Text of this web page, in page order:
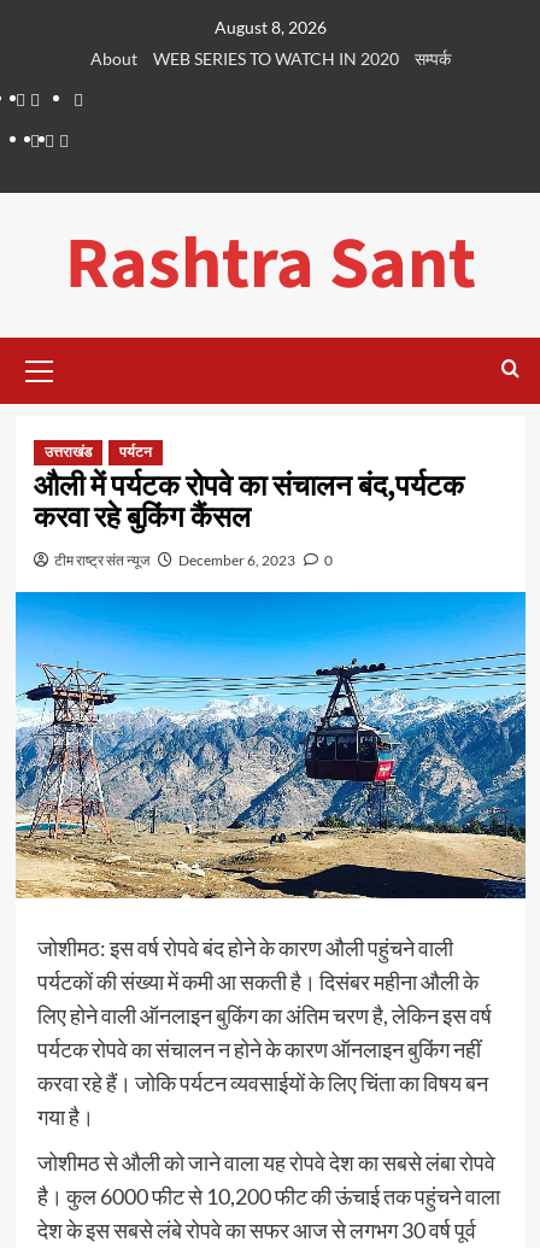
August 8, 2026
About
WEB SERIES TO WATCH IN 2020
सम्पर्क
About
WEB
SERIES
Dehradun
LifePlaces
सम्पर्क
Rashtra Sant
Menu
उत्तराखंड पर्यटन
औली में पर्यटक रोपवे का संचालन बंद,पर्यटक
करवा रहे बुकिंग कैंसल
टीम राष्ट्र संत न्यूज December 6, 2023 0
जोशीमठ: इस वर्ष रोपवे बंद होने के कारण औली पहुंचने वाली
पर्यटकों की संख्या में कमी आ सकती है। दिसंबर महीना औली के
लिए होने वाली ऑनलाइन बुकिंग का अंतिम चरण है, लेकिन इस वर्ष
पर्यटक रोपवे का संचालन न होने के कारण ऑनलाइन बुकिंग नहीं
करवा रहे हैं। जोकि पर्यटन व्यवसाईयों के लिए चिंता का विषय बन
गया है।
जोशीमठ से औली को जाने वाला यह रोपवे देश का सबसे लंबा रोपवे
है। कुल 6000 फीट से 10,200 फीट की ऊंचाई तक पहुंचने वाला
देश के इस सबसे लंबे रोपवे का सफर आज से लगभग 30 वर्ष पूर्व